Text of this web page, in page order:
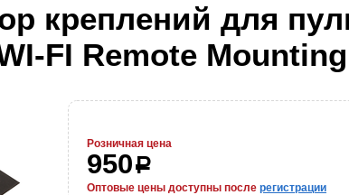
креплений для
FI Remote
Розничная цена
950р
Оптовые цены доступны после регистрации